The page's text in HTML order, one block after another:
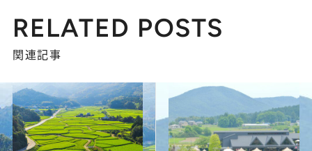
RELATED POSTS
関連記事